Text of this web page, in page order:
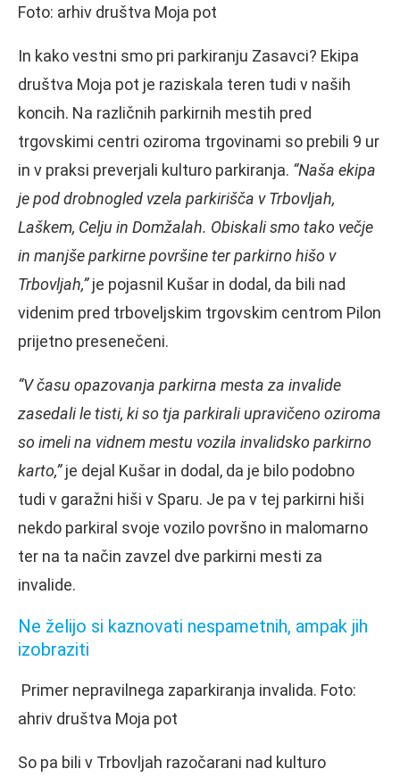
Foto: arhiv društva Moja pot
In kako vestni smo pri parkiranju Zasavci? Ekipa
društva Moja pot je raziskala teren tudi v naših
koncih. Na različnih parkirnih mestih pred
trgovskimi centri oziroma trgovinami so prebili 9 ur
in v praksi preverjali kulturo parkiranja. “Naša ekipa
je pod drobnogled vzela parkirišča v Trbovljah,
Laškem, Celju in Domžalah. Obiskali smo tako večje
in manjše parkirne površine ter parkirno hišo v
Trbovljah,”je pojasnil Kušar in dodal, da bili nad
videnim pred trboveljskim trgovskim centrom Pilon
prijetno presenečeni.
“V času opazovanja parkirna mesta za invalide
zasedali le tisti, ki so tja parkirali upravičeno oziroma
so imeli na vidnem mestu vozila invalidsko parkirno
karto,”je dejal Kušar in dodal, da je bilo podobno
tudi v garažni hiši v Sparu. Je pa v tej parkirni hiši
nekdo parkiral svoje vozilo površno in malomarno
ter na ta način zavzel dve parkirni mesti za
invalide.
Ne želijo si kaznovati nespametnih, ampak jih
izobraziti
Primer nepravilnega zaparkiranja invalida. Foto:
ahriv društva Moja pot
So pa bili v Trbovljah razočarani nad kulturo